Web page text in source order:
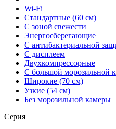
Wi-Fi
Стандартные (60 см)
С зоной свежести
Энергосберегающие
С антибактериальной
С дисплеем
Двухкомпрессорные
С большой морозильной
Широкие (70 см)
Узкие (54 см)
Без морозильной камеры
Серия